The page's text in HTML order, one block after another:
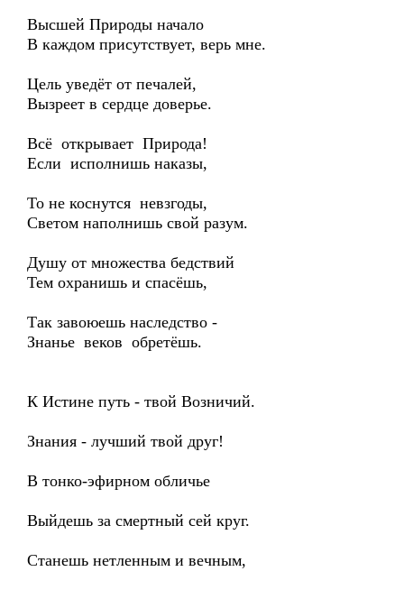
Высшей Природы начало
В каждом присутствует, верь мне.
Цель уведёт от печалей,
Вызреет в сердце доверье.
Всё открывает Природа!
Если исполнишь наказы,
То не коснутся невзгоды,
Светом наполнишь свой разум.
Душу от множества бедствий
Тем охранишь и спасёшь,
Так завоюешь наследство -
Знанье веков обретёшь.
К Истине путь - твой Возничий.
Знания - лучший твой друг!
В тонко-эфирном обличье
Выйдешь за смертный сей круг.
Станешь нетленным и вечным,